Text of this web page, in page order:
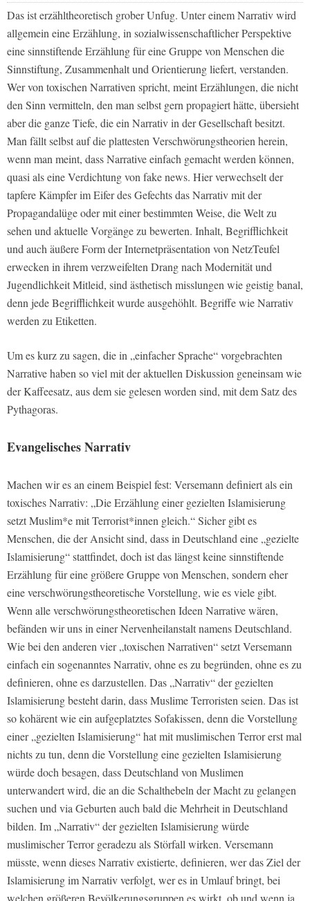
Das ist erzähltheoretisch grober Unfug. Unter einem Narrativ wird
allgemein eine Erzählung, in sozialwissenschaftlicher Perspektive
eine sinnstiftende Erzählung für eine Gruppe von Menschen die
Sinnstiftung, Zusammenhalt und Orientierung liefert, verstanden.
Wer von toxischen Narrativen spricht, meint Erzählungen, die nicht
den Sinn vermitteln, den man selbst gern propagiert hätte, übersieht
aber die ganze Tiefe, die ein Narrativ in der Gesellschaft besitzt.
Man fällt selbst auf die plattesten Verschwörungstheorien herein,
wenn man meint, dass Narrative einfach gemacht werden können,
quasi als eine Verdichtung von fake news. Hier verwechselt der
tapfere Kämpfer im Eifer des Gefechts das Narrativ mit der
Propagandalüge oder mit einer bestimmten Weise, die Welt zu
sehen und aktuelle Vorgänge zu bewerten. Inhalt, Begrifflichkeit
und auch äußere Form der Internetpräsentation von NetzTeufel
erwecken in ihrem verzweifelten Drang nach Modernität und
Jugendlichkeit Mitleid, sind ästhetisch misslungen wie geistig banal,
denn jede Begrifflichkeit wurde ausgehöhlt. Begriffe wie Narrativ
werden zu Etiketten.
Um es kurz zu sagen, die in „einfacher Sprache“ vorgebrachten
Narrative haben so viel mit der aktuellen Diskussion geneinsam wie
der Kaffeesatz, aus dem sie gelesen worden sind, mit dem Satz des
Pythagoras.
Evangelisches Narrativ
Machen wir es an einem Beispiel fest: Versemann definiert als ein
toxisches Narrativ: „Die Erzählung einer gezielten Islamisierung
setzt Muslim*e mit Terrorist*innen gleich.“ Sicher gibt es
Menschen, die der Ansicht sind, dass in Deutschland eine „gezielte
Islamisierung“ stattfindet, doch ist das längst keine sinnstiftende
Erzählung für eine größere Gruppe von Menschen, sondern eher
eine verschwörungstheoretische Vorstellung, wie es viele gibt.
Wenn alle verschwörungstheoretischen Ideen Narrative wären,
befänden wir uns in einer Nervenheilanstalt namens Deutschland.
Wie bei den anderen vier „toxischen Narrativen“ setzt Versemann
einfach ein sogenanntes Narrativ, ohne es zu begründen, ohne es zu
definieren, ohne es darzustellen. Das „Narrativ“ der gezielten
Islamisierung besteht darin, dass Muslime Terroristen seien. Das ist
so kohärent wie ein aufgeplatztes Sofakissen, denn die Vorstellung
einer „gezielten Islamisierung“ hat mit muslimischen Terror erst mal
nichts zu tun, denn die Vorstellung eine gezielten Islamisierung
würde doch besagen, dass Deutschland von Muslimen
unterwandert wird, die an die Schalthebeln der Macht zu gelangen
suchen und via Geburten auch bald die Mehrheit in Deutschland
bilden. Im „Narrativ“ der gezielten Islamisierung würde
muslimischer Terror geradezu als Störfall wirken. Versemann
müsste, wenn dieses Narrativ existierte, definieren, wer das Ziel der
Islamisierung im Narrativ verfolgt, wer es in Umlauf bringt, bei